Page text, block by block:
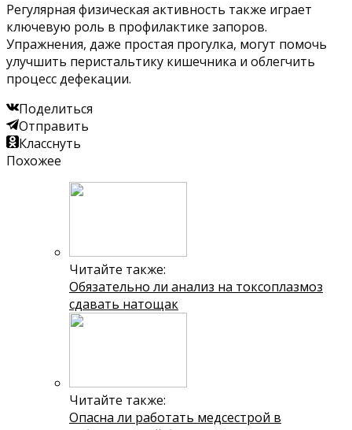
Регулярная физическая активность также играет
ключевую роль в профилактике запоров.
Упражнения, даже простая прогулка, могут помочь
улучшить перистальтику кишечника и облегчить
процесс дефекации.
Поделиться
Отправить
Класснуть
Похожее
Читайте также:
Обязательно ли анализ на токсоплазмоз
сдавать натощак
Читайте также:
Опасна ли работать медсестрой в